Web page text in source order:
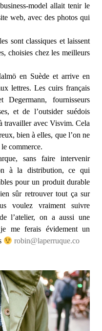
model allait tenir le
web, avec des photos qui
sont classiques et laissent
choisies chez les meilleurs
en Suède et arrive en
lettres. Les cuirs français
fournisseurs
et de l’outsider suédois
travailler avec Visvim. Cela
bien à elles, que l’on ne
commerce.
sans faire intervenir
à la distribution, ce qui
pour un produit durable
sûr retrouver tout ça sur
voulez vraiment suivre
l’atelier, on a aussi une
me ferais évidement un
robin@laperruque.co